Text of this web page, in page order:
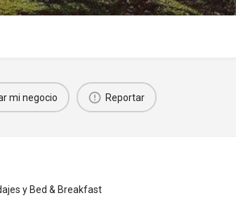
mi negocio Reportar
y Bed & Breakfast